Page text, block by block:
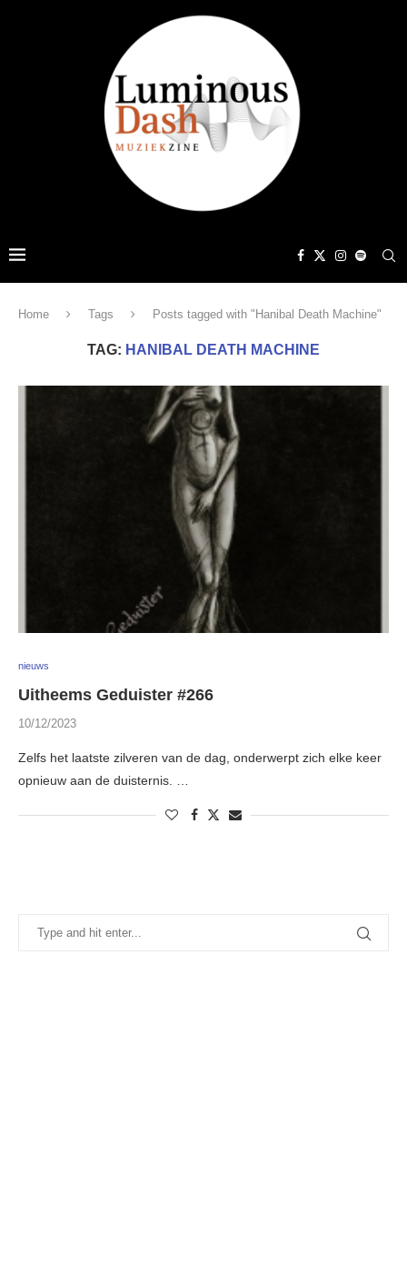
Home Tags Posts tagged with "Hanibal Death Machine"
TAG: HANIBAL DEATH MACHINE
nieuws
Uitheems Geduister #266
10/12/2023
Zelfs het laatste zilveren van de dag, onderwerpt zich elke keer
opnieuw aan de duisternis. …